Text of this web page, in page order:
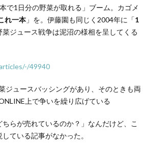
で1日分の野菜が取れる」ブーム。カゴメ
れ一本 」を。伊藤園も同じく2004年に「1
菜ジュース戦争は泥沼の様相を呈してくる
49940
ジュースバッシングがあり、そのときも両
上で争いを繰り広げている
らが売れているのか？」なんだけど、こ
ている記事がなかった。